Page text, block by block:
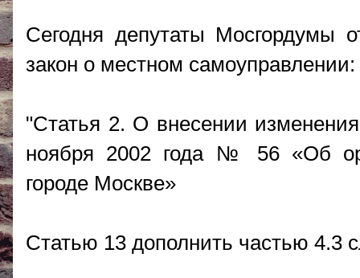
Сегодня депутаты Мосгордумы
закон о местном самоуправлении:
"Статья 2. О внесении
ноября 2002 года № 56 «Об
городе Москве»
Статью 13 дополнить частью 4.3